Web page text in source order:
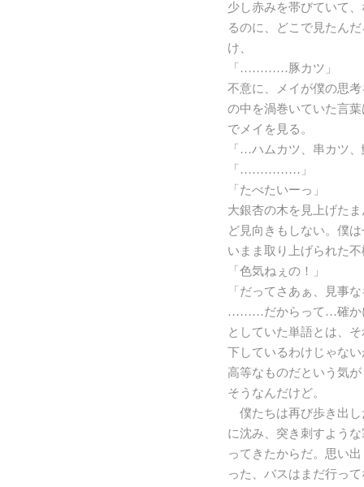
少し赤みを帯びていて
るのに、どこで見たん
け、
「…………豚カツ」
不意に、メイが僕の思
の中を渦巻いていた言
でメイを見る。
「…ハムカツ、串カツ
「……………」
「たべたいーっ」
大銀杏の木を見上げた
ど見向きもしない。僕
いまま取り上げられた
「色気ねぇの！」
「だってさあぁ、見事
………だからって…確か
としていた単語とは、
下しているわけじゃな
高等なものだという気
そうなんだけど。
僕たちは再び歩き出し
に沈み、突き刺すよう
ってきたからだ。思い
った、バスはまだ行っ